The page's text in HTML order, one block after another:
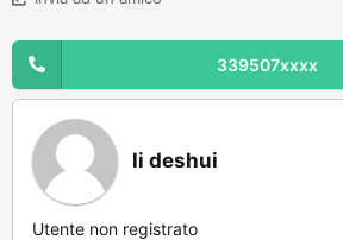
339507xxxx
li deshui
Utente non registrato